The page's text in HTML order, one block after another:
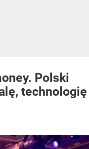
Polski
technologię